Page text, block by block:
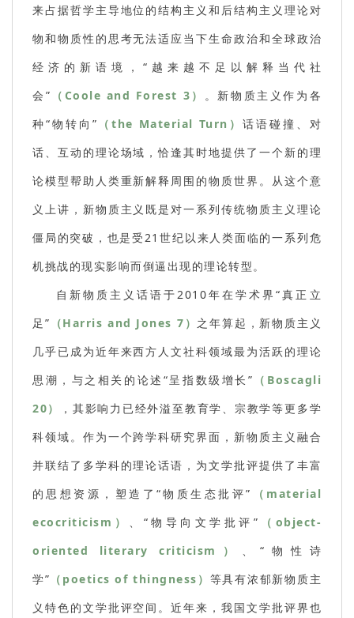
来占据哲学主导地位的结构主义和后结构主义理论对
物和物质性的思考无法适应当下生命政治和全球政治
经济的新语境，“越来越不足以解释当代社
会” （Coole and Forest 3） 。新物质主义作为各
种“物转向” （the Material Turn） 话语碰撞、对
话、互动的理论场域，恰逢其时地提供了一个新的理
论模型帮助人类重新解释周围的物质世界。从这个意
义上讲，新物质主义既是对一系列传统物质主义理论
僵局的突破，也是受21世纪以来人类面临的一系列危
机挑战的现实影响而倒逼出现的理论转型。
自新物质主义话语于2010年在学术界“真正立
足” （Harris and Jones 7） 之年算起，新物质主义
几乎已成为近年来西方人文社科领域最为活跃的理论
思潮，与之相关的论述“呈指数级增长” （Boscagli
20）
，其影响力已经外溢至教育学、宗教学等更多学
科领域。作为一个跨学科研究界面，新物质主义融合
并联结了多学科的理论话语，为文学批评提供了丰富
的思想资源，塑造了“物质生态批评” （material
ecocriticism） 、“物导向文学批评” （object-
oriented literary criticism） 、“物性诗
学” （poetics of thingness） 等具有浓郁新物质主
义特色的文学批评空间。近年来，我国文学批评界也